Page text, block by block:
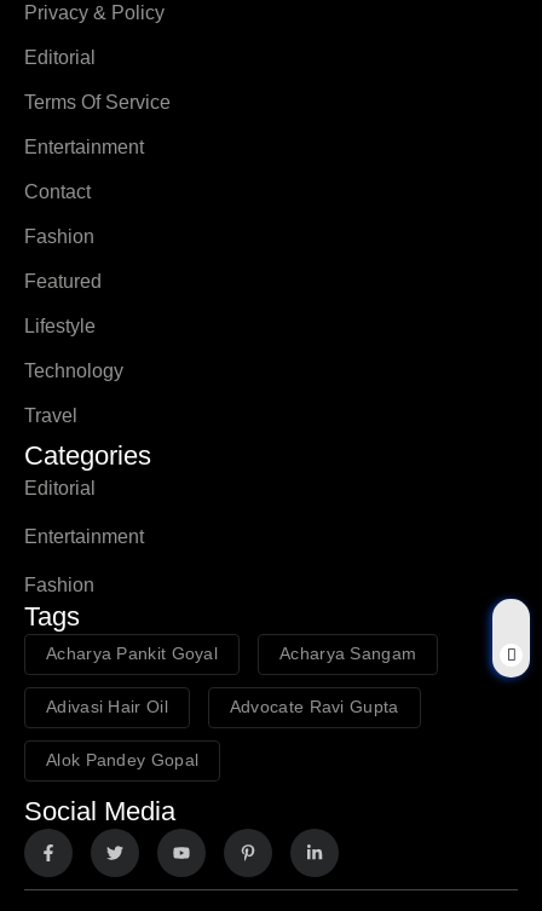
Privacy & Policy
Editorial
Terms Of Service
Entertainment
Contact
Fashion
Featured
Lifestyle
Technology
Travel
Categories
Editorial
Entertainment
Fashion
Tags
Acharya Pankit Goyal Acharya Sangam
Adivasi Hair Oil Advocate Ravi Gupta
Alok Pandey Gopal
Social Media